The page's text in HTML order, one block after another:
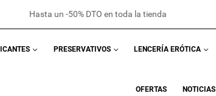
Hasta un -50% DTO en toda la tienda
PRESERVATIVOS LENCERÍA ERÓTICA
OFERTAS NOTICIAS